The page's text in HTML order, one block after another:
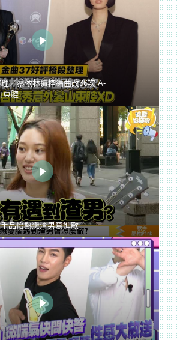
／蔡依林遭控編曲改36次 A-
東腔
品怡熱戀渣男寫進歌